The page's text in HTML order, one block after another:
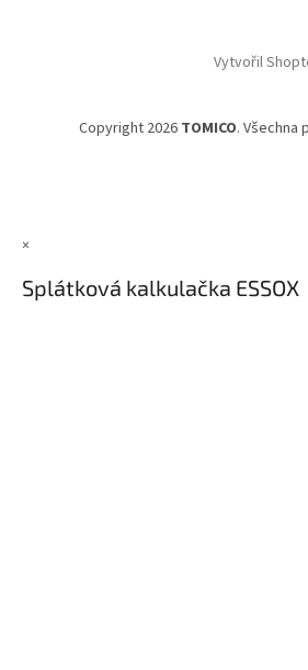
Vytvořil
Copyright 2026 TOMICO. Všechna
×
Splátková kalkulačka ESSOX